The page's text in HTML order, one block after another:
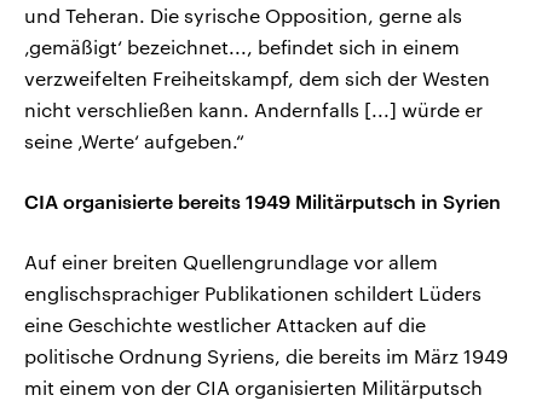
und Teheran. Die syrische Opposition, gerne als
‚gemäßigt‘ bezeichnet..., befindet sich in einem
verzweifelten Freiheitskampf, dem sich der Westen
nicht verschließen kann. Andernfalls [...] würde er
seine ‚Werte‘ aufgeben.“
CIA organisierte bereits 1949 Militärputsch in Syrien
Auf einer breiten Quellengrundlage vor allem
englischsprachiger Publikationen schildert Lüders
eine Geschichte westlicher Attacken auf die
politische Ordnung Syriens, die bereits im März 1949
mit einem von der CIA organisierten Militärputsch